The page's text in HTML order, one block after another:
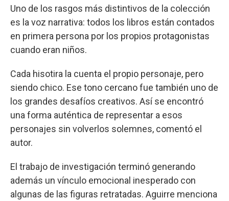
Uno de los rasgos más distintivos de la colección
es la voz narrativa: todos los libros están contados
en primera persona por los propios protagonistas
cuando eran niños.
Cada hisotira la cuenta el propio personaje, pero
siendo chico. Ese tono cercano fue también uno de
los grandes desafíos creativos. Así se encontró
una forma auténtica de representar a esos
personajes sin volverlos solemnes, comentó el
autor.
El trabajo de investigación terminó generando
además un vínculo emocional inesperado con
algunas de las figuras retratadas. Aguirre menciona